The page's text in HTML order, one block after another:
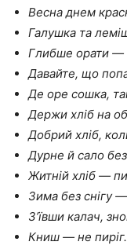
Весна днем
Галушка та
Глибше орати —
Давайте, що
Де оре сошка,
Держи хліб на
Добрий хліб,
Дурне й сало без
Житній хліб —
Зима без снігу —
З’ївши калач,
Книш — не пиріг.